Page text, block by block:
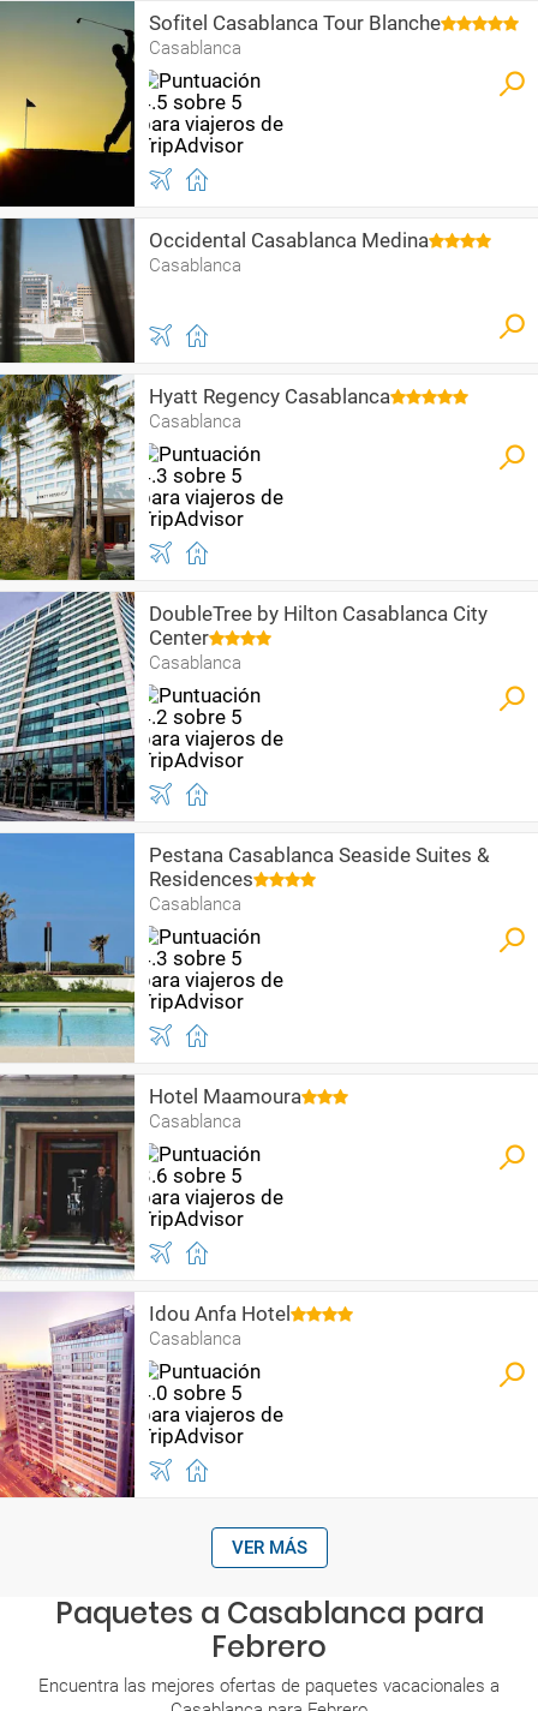
Sofitel Casablanca Tour Blanche
Casablanca
Occidental Casablanca Medina
Casablanca
Hyatt Regency Casablanca
Casablanca
DoubleTree by Hilton Casablanca City
Center
Casablanca
Pestana Casablanca Seaside Suites &
Residences
Casablanca
Hotel Maamoura
Casablanca
Idou Anfa Hotel
Casablanca
VER MÁS
Paquetes a Casablanca para
Febrero
Encuentra las mejores ofertas de paquetes vacacionales a